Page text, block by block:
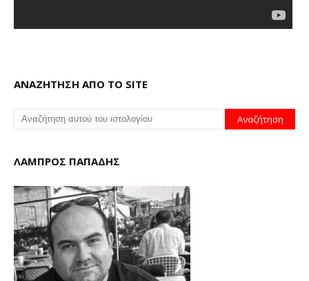
ΑΝΑΖΗΤΗΣΗ ΑΠΟ ΤΟ SITE
ΛΑΜΠΡΟΣ ΠΑΠΑΔΗΣ